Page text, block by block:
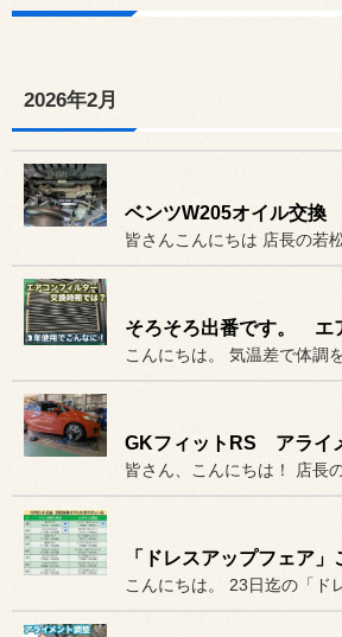
2026年2月
ベンツW205オイル交換
皆さんこんにちは 店長の若松
GKフィットRS アライ
皆さん、こんにちは！ 店長